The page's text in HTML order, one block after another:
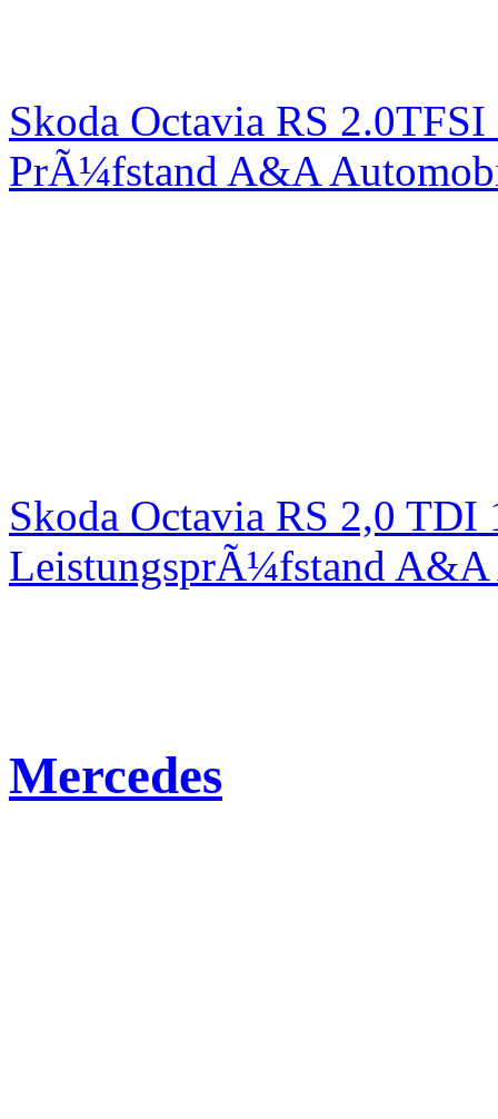
Skoda Octavia RS
PrÃ¼fstand A&A
Skoda Octavia RS 2,0
LeistungsprÃ¼fstand
Mercedes